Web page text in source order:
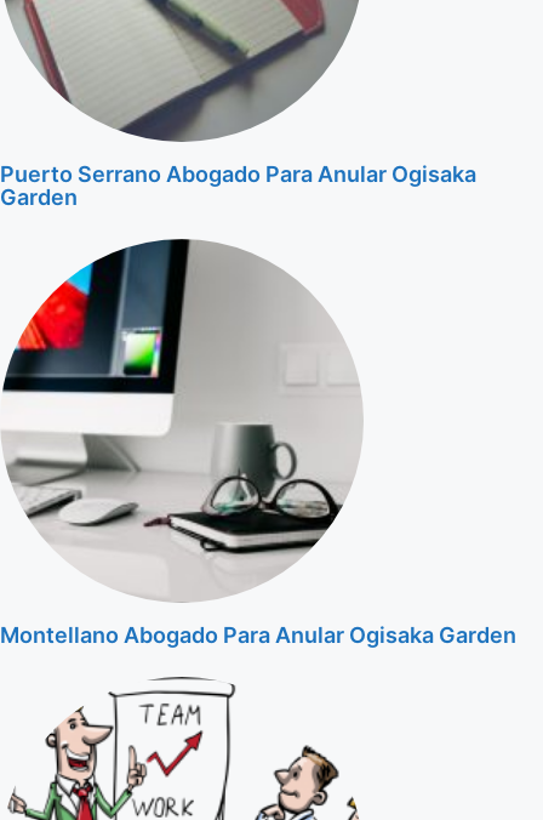
Puerto Serrano Abogado Para Anular Ogisaka
Garden
Montellano Abogado Para Anular Ogisaka Garden